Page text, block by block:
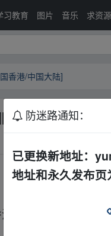
习教育 图片 音乐 求资源
香港/中国大陆]
国香港/中国大陆]
/中国大陆] ▪fr‥om w
防迷路通知：
已更换新地址：
地址和永久发布页